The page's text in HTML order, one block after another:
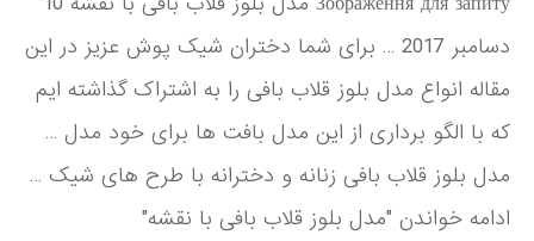
دسامبر 2017 … برای شما دختران شیک پوش عزیز در این
مقاله انواع مدل بلوز قلاب بافی را به اشتراک گذاشته ایم
که با الگو برداری از این مدل بافت ها برای خود مدل …
مدل بلوز قلاب بافی زنانه و دخترانه با طرح های شیک …
ادامه خواندن "مدل بلوز قلاب بافی با نقشه"